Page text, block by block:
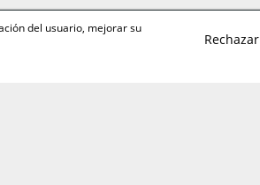
del usuario, mejorar su
Rechazar